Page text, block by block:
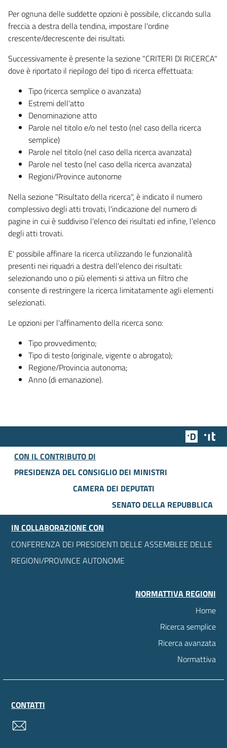
Per ognuna delle suddette opzioni è possibile, cliccando sulla
freccia a destra della tendina, impostare l'ordine
crescente/decrescente dei risultati.
Successivamente è presente la sezione "CRITERI DI RICERCA"
dove è riportato il riepilogo del tipo di ricerca effettuata:
Tipo (ricerca semplice o avanzata)
Estremi dell'atto
Denominazione atto
Parole nel titolo e/o nel testo (nel caso della ricerca
semplice)
Parole nel titolo (nel caso della ricerca avanzata)
Parole nel testo (nel caso della ricerca avanzata)
Regioni/Province autonome
Nella sezione "Risultato della ricerca", è indicato il numero
complessivo degli atti trovati, l'indicazione del numero di
pagine in cui è suddiviso l'elenco dei risultati ed infine, l'elenco
degli atti trovati.
E' possibile affinare la ricerca utilizzando le funzionalità
presenti nei riquadri a destra dell'elenco dei risultati:
selezionando uno o più elementi si attiva un filtro che
consente di restringere la ricerca limitatamente agli elementi
selezionati.
Le opzioni per l'affinamento della ricerca sono:
Tipo provvedimento;
Tipo di testo (originale, vigente o abrogato);
Regione/Provincia autonoma;
Anno (di emanazione).
Team
CON IL CONTRIBUTO DI
PRESIDENZA DEL CONSIGLIO DEI MINISTRI
CAMERA DEI DEPUTATI
SENATO DELLA REPUBBLICA
IN COLLABORAZIONE CON
CONFERENZA DEI PRESIDENTI DELLE ASSEMBLEE DELLE
REGIONI/PROVINCE AUTONOME
NORMATTIVA REGIONI
Home
Ricerca semplice
Ricerca avanzata
Normattiva
CONTATTI